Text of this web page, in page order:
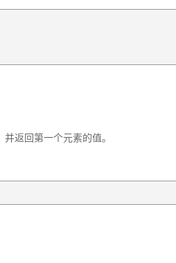
返回第一个元素的值。